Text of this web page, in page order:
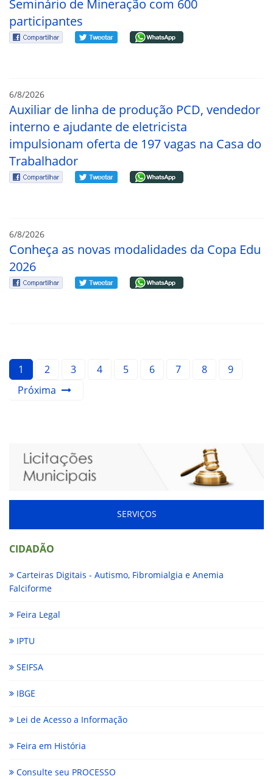
Seminário de Mineração com 600
participantes
6/8/2026
Auxiliar de linha de produção PCD, vendedor
interno e ajudante de eletricista
impulsionam oferta de 197 vagas na Casa do
Trabalhador
6/8/2026
Conheça as novas modalidades da Copa Edu
2026
1 2 3 4 5 6 7 8
9
Próxima
SERVIÇOS
CIDADÃO
Carteiras Digitais - Autismo, Fibromialgia e Anemia
Falciforme
Feira Legal
IPTU
SEIFSA
IBGE
Lei de Acesso a Informação
Feira em História
Consulte seu PROCESSO